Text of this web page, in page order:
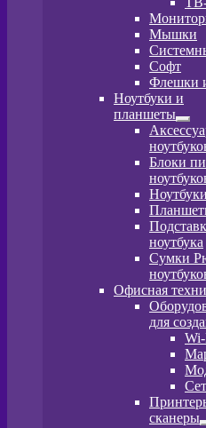
Мышки
Софт
Флешки
Ноутбуки и
планшеты
Блоки
Ноутбуки
ноутбука
Сумки
Офисная
для
сканеры